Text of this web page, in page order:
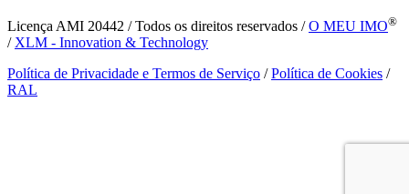
Licença AMI 20442 / Todos os direitos reservados /O MEU IMO®
/ XLM - Innovation & Technology
Política de Privacidade e Termos de Serviço /Política de Cookies /
RAL